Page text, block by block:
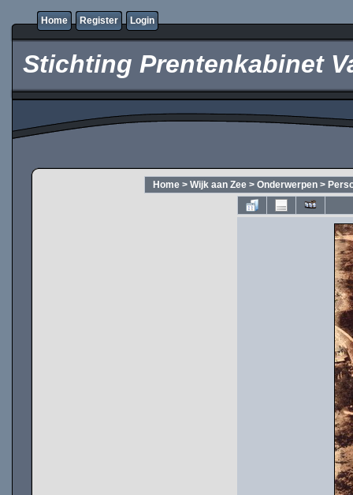
Home Register Login
Stichting Prentenkabinet
Home > Wijk aan Zee > Onderwerpen >